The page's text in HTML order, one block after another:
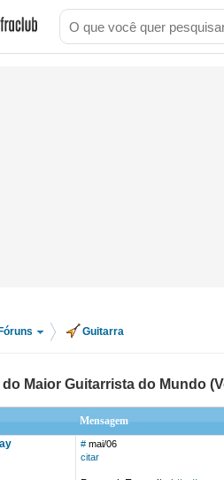
Fóruns Guitarra
do Maior Guitarrista do Mundo
Mensagem
# mai/06
citar